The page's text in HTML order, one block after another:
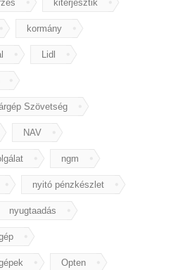
kiterjesztik
kormány
Lidl
Szövetség
NAV
ngm
nyitó pénzkészlet
nyugtaadás
Opten